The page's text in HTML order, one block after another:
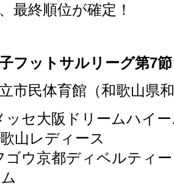
最終順位が確定！
フットサルリーグ第7節
市民体育館（和歌山県
セ大阪ドリームハイ
山レディース
ウ京都ディベルティ